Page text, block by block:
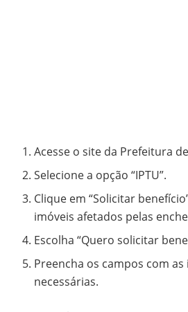
Acesse o site da Prefeitura
Selecione a opção “IPTU”.
Clique em “Solicitar
imóveis afetados pelas
Escolha “Quero solicitar
Preencha os campos com
necessárias.